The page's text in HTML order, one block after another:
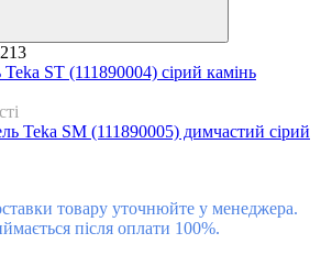
ST (111890004) сірий камінь
товару уточнюйте у менеджера.
після оплати 100%.